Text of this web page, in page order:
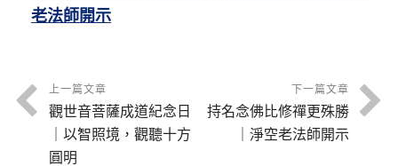
老法師開示
上一篇文章
觀世音菩薩成道紀念日
｜以智照境，觀聽十方
圓明
下一篇文章
持名念佛比修禪更殊勝
｜淨空老法師開示